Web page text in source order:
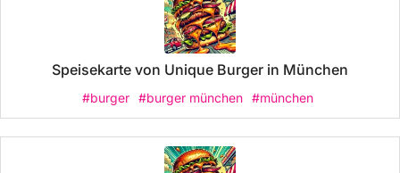
Speisekarte von Unique Burger in München
#burger #burger münchen #münchen